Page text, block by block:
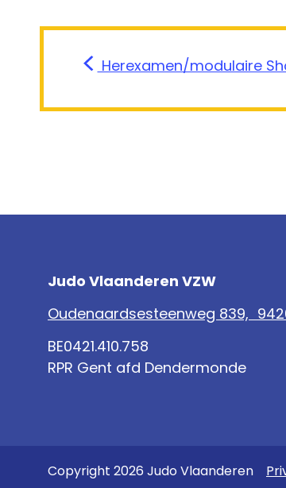
Herexamen/modulaire
Judo Vlaanderen VZW
Oudenaardsesteenweg 839,
BE0421.410.758
RPR Gent afd Dendermonde
Copyright 2026 Judo Vlaanderen